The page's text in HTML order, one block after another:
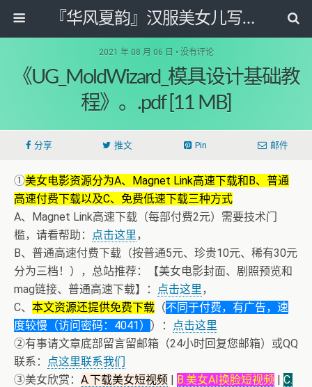
『华风夏韵』汉服美女儿写真图片网
2021 年 08 月 06 日 • 没有评论
《UG_MoldWizard_模具设计基础教
程》。.pdf [11 MB]
分享 推文 Pin 邮件
①美女电影资源分为A、Magnet Link高速下载和B、普通
高速付费下载以及C、免费低速下载三种方式
A、Magnet Link高速下载（每部付费2元）需要技术门
槛，请看帮助：
点击这里，
B、普通高速付费下载（按普通5元、珍贵10元、稀有30元
分为三档！），总站推荐：【美女电影封面、剧照预览和
mag链接、普通高速下载】：
点击这里，
C、 本文资源还提供免费下载 （不同于付费，有广告，速
度较慢（访问密码：4041） ）：
点击这里
②有事请文章底部留言留邮箱（24小时回复您邮箱）或QQ
联系：
点这里联系我们
③美女欣赏： A.下载美女短视频 | B.美女AI换脸短视频 | C.